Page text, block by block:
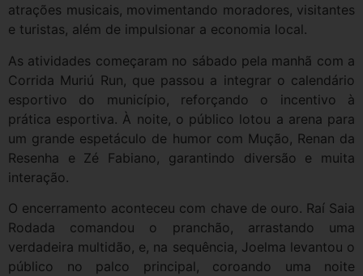
atrações musicais, movimentando moradores, visitantes
e turistas, além de impulsionar a economia local.
As atividades começaram no sábado pela manhã com a
Corrida Muriú Run, que passou a integrar o calendário
esportivo do município, reforçando o incentivo à
prática esportiva. À noite, o público lotou a arena para
um grande espetáculo de humor com Mução, Renan da
Resenha e Zé Fabiano, garantindo diversão e muita
interação.
O encerramento aconteceu com chave de ouro. Raí Saia
Rodada comandou o pranchão, arrastando uma
verdadeira multidão, e, na sequência, Joelma levantou o
público no palco principal, coroando uma noite